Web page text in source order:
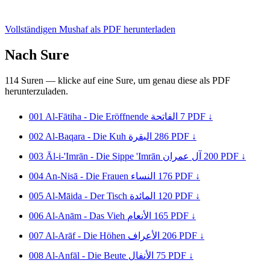
Vollständigen Mushaf als PDF herunterladen
Nach Sure
114 Suren — klicke auf eine Sure, um genau diese als PDF
herunterzuladen.
001 Al-Fātiha - Die Eröffnende الفاتحة 7 PDF ↓
002 Al-Baqara - Die Kuh البقرة 286 PDF ↓
003 Āl-i-'Imrān - Die Sippe 'Imrān آل عمران 200 PDF ↓
004 An-Nisā - Die Frauen النساء 176 PDF ↓
005 Al-Māida - Der Tisch المائدة 120 PDF ↓
006 Al-Anām - Das Vieh الأنعام 165 PDF ↓
007 Al-Arāf - Die Höhen الأعراف 206 PDF ↓
008 Al-Anfāl - Die Beute الأنفال 75 PDF ↓